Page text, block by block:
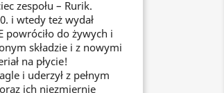
zespołu – Rurik.
i wtedy też wydał
powróciło do żywych i
składzie i z nowymi
na płycie!
i uderzył z pełnym
ich niezmiernie